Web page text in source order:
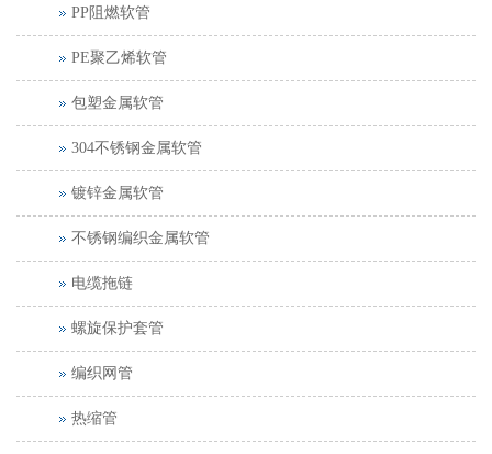
PP阻燃软管
PE聚乙烯软管
包塑金属软管
304不锈钢金属软管
镀锌金属软管
不锈钢编织金属软管
电缆拖链
螺旋保护套管
编织网管
热缩管